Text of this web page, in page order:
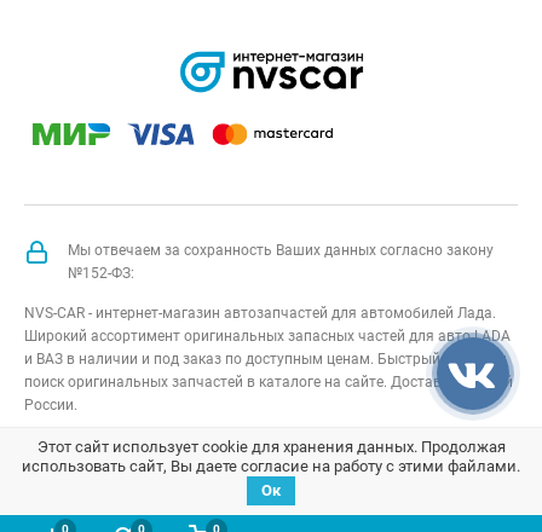
0 0 0
Мы отвечаем за сохранность Ваших данных согласно закону
№152-ФЗ:
NVS-CAR - интернет-магазин автозапчастей для автомобилей Лада.
Широкий ассортимент оригинальных запасных частей для авто LADA
и ВАЗ в наличии и под заказ по доступным ценам. Быстрый подбор и
поиск оригинальных запчастей в каталоге на сайте. Доставка по всей
России.
NVS-CAR© 2014 –2026Все права защищеныкарта сайта;
Договор оферта; Политика конфиденциальности
Этот сайт использует cookie для хранения данных. Продолжая
использовать сайт, Вы даете согласие на работу с этими файлами.
Ок